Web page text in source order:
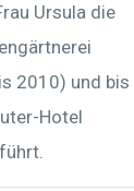
Ursula die
2010) und bis
Hotel